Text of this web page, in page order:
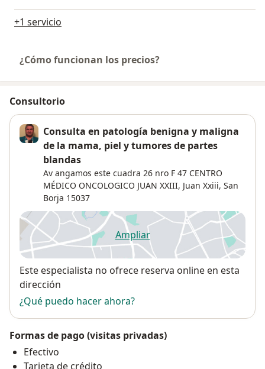
+1 servicio
¿Cómo funcionan los precios?
Consultorio
Consulta en patología benigna y maligna
de la mama, piel y tumores de partes
blandas
Av angamos este cuadra 26 nro F 47 CENTRO
MÉDICO ONCOLOGICO JUAN XXIII, Juan Xxiii, San
Borja 15037
Ampliarse abre en una nueva
Disponibilidad
Este especialista no ofrece reserva online en esta
dirección
¿Qué puedo hacer ahora?
Formas de pago (visitas privadas)
Efectivo
Tarjeta de crédito